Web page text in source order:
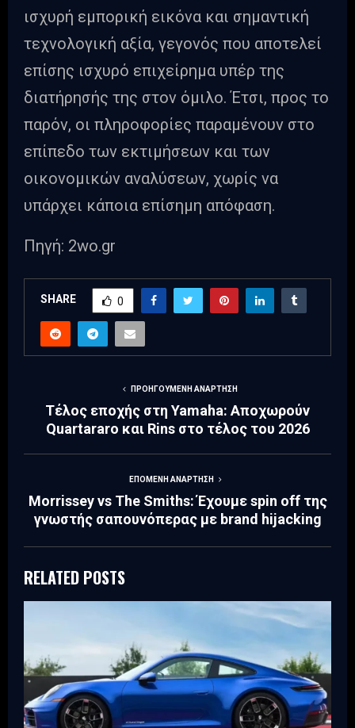
ισχυρή εμπορική εικόνα και σημαντική
τεχνολογική αξία, γεγονός που αποτελεί
επίσης ισχυρό επιχείρημα υπέρ της
διατήρησής της στον όμιλο. Έτσι, προς το
παρόν, οι πληροφορίες παραμένουν στο
επίπεδο των εκτιμήσεων και των
οικονομικών αναλύσεων, χωρίς να
υπάρχει κάποια επίσημη απόφαση.
Πηγή: 2wo.gr
SHARE 0
ΠΡΟΗΓΟΎΜΕΝΗ ΑΝΆΡΤΗΣΗ
Τέλος εποχής στη Yamaha: Αποχωρούν
Quartararo και Rins στο τέλος του 2026
ΕΠΌΜΕΝΗ ΑΝΆΡΤΗΣΗ
Morrissey vs Τhe Smiths: Έχουμε spin off της
γνωστής σαπουνόπερας με brand hijacking
RELATED POSTS